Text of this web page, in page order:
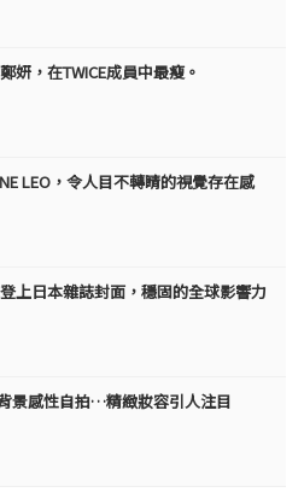
妍，在TWICE成員中最瘦。
LEO，令人目不轉睛的視覺存在感
登上日本雜誌封面，穩固的全球影響力
景感性自拍…精緻妝容引人注目